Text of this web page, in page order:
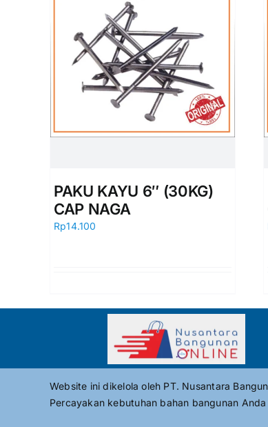
PAKU KAYU 6″ (30KG)
CAP NAGA
Rp14.100
Website ini dikelola oleh PT. Nusantara
Percayakan kebutuhan bahan bangunan